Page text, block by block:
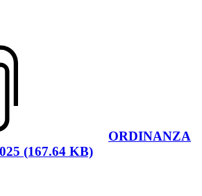
ORDINANZA
(167.64 KB)